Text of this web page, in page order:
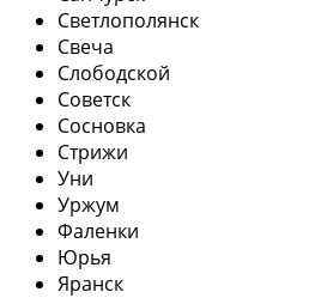
Светлополянск
Свеча
Слободской
Советск
Сосновка
Стрижи
Уни
Уржум
Фаленки
Юрья
Яранск